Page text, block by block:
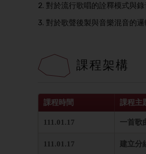
2. 對於流行歌唱的詮釋模式與
3. 對於歌聲後製與音樂混音的邏
課程架構
課程時間 課程主
111.01.17 一首歌
111.01.17 建立分